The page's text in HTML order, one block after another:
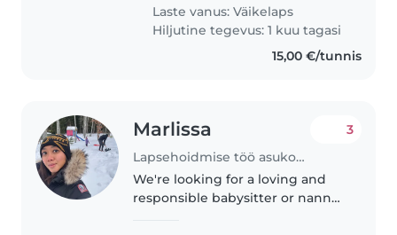
saaks meid aidama. Vajame
lapsehoidjat, kes..
Laste vanus:Väikelaps
Hiljutine tegevus: 1 kuu tagasi
15,00 €/tunnis
Marlissa
Lapsehoidmise töö asukohas Tallinn
3
We're looking for a loving and
responsible babysitter or nanny